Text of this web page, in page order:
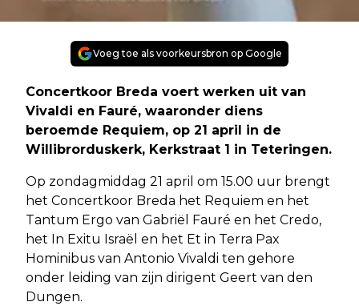
Voeg toe als voorkeursbron op Google
Concertkoor Breda voert werken uit van
Vivaldi en Fauré, waaronder diens
beroemde Requiem, op 21 april in de
Willibrorduskerk, Kerkstraat 1 in Teteringen.
Op zondagmiddag 21 april om 15.00 uur brengt
het Concertkoor Breda het Requiem en het
Tantum Ergo van Gabriël Fauré en het Credo,
het In Exitu Israël en het Et in Terra Pax
Hominibus van Antonio Vivaldi ten gehore
onder leiding van zijn dirigent Geert van den
Dungen.